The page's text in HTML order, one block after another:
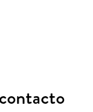
contacto